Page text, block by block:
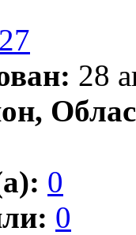
27
28
0
0